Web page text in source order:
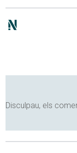
Disculpau, els